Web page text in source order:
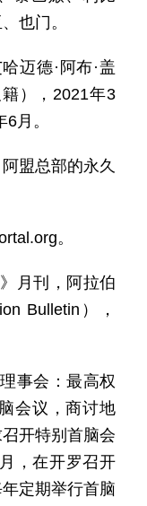
也门。
迈德·阿布·盖
），2021年3
月。
盟总部的永久
。
月刊，阿拉伯
Bulletin），
事会：最高权
会议，商讨地
开特别首脑会
，在开罗召开
定期举行首脑